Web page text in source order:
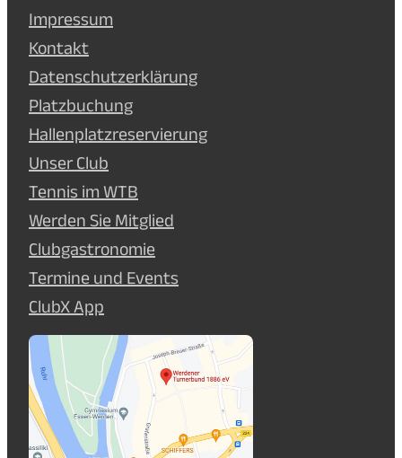
Impressum
Kontakt
Datenschutzerklärung
Platzbuchung
Hallenplatzreservierung
Unser Club
Tennis im WTB
Werden Sie Mitglied
Clubgastronomie
Termine und Events
ClubX App